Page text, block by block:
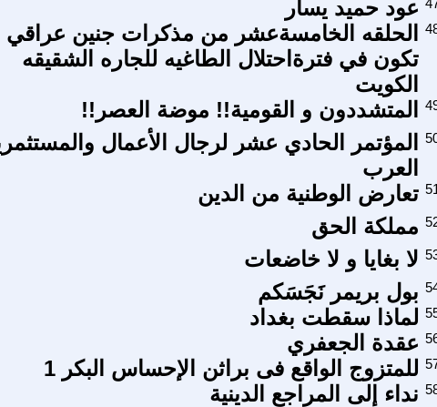
عود حميد يسار
الحلقه الخامسةعشر من مذكرات جنين عراقي
تكون في فترةاحتلال الطاغيه للجاره الشقيقه
الكويت
المتشددون و القومية!! موضة العصر!!
المؤتمر الحادي عشر لرجال الأعمال
العرب
تعارض الوطنية من الدين
مملكة الحق
لا بغايا و لا خاضعات
بول بريمر نَجَسَكم
لماذا سقطت بغداد
عقدة الجعفري
للمتزوج الواقع فى براثن الإحساس البكر 1
نداء إلى المراجع الدينية